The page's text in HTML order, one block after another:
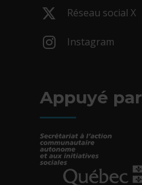
Réseau social X
Instagram
Appuyé par